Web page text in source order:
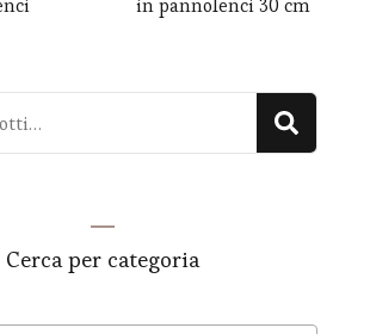
in pannolenci 30 cm
Cerca:
Cerca per categoria